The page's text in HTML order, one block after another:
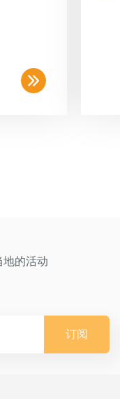
的活动
订阅